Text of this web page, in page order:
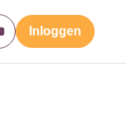
Inloggen